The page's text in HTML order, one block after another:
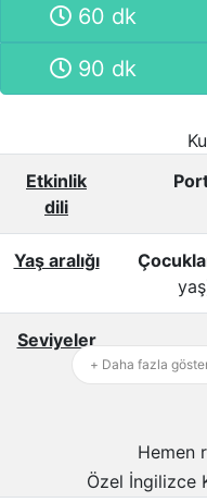
60 dk
90 dk
Etkinlik
dili
Yaş aralığı
Seviyeler
+ Daha fazla
Hemen
Özel İngilizce